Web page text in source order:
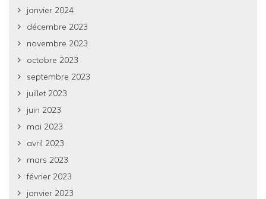
janvier 2024
décembre 2023
novembre 2023
octobre 2023
septembre 2023
juillet 2023
juin 2023
mai 2023
avril 2023
mars 2023
février 2023
janvier 2023